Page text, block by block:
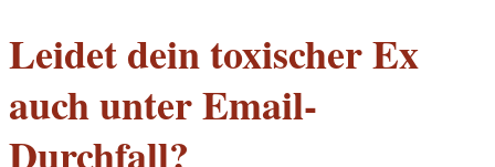
Leidet dein toxischer Ex
auch unter Email-
Durchfall?